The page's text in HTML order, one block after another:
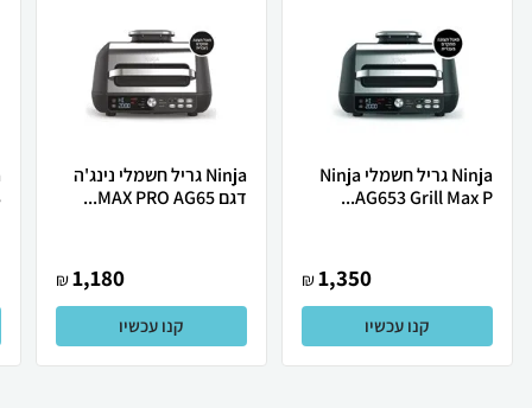
Ninja גריל חשמלי Ninja
AG653 Grill Max P...
1,350
₪
קנו עכשיו
Ninja גריל חשמלי נינג'ה
דגם MAX PRO AG65...
1,180
₪
קנו עכשיו